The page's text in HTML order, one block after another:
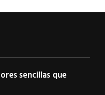
sencillas que